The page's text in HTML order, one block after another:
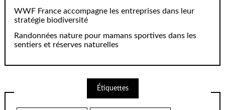
WWF France accompagne les entreprises dans leur
stratégie biodiversité
Randonnées nature pour mamans sportives dans les
sentiers et réserves naturelles
Étiquettes